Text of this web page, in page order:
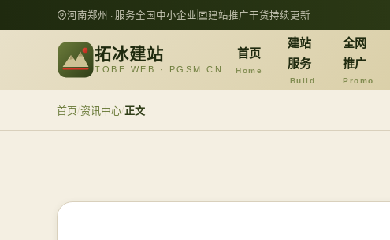
河南郑州 · 服务全国中小企业 建站推广干货持续更新
拓冰建站
TOBE WEB · PGSM.CN
首页
Home
建站
服务
Build
全网
推广
Promo
首页/资讯中心/正文